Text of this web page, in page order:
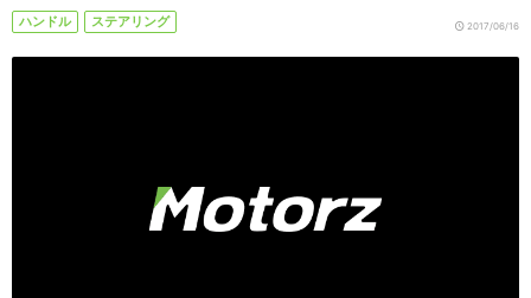
ハンドル ステアリング 2017/06/16